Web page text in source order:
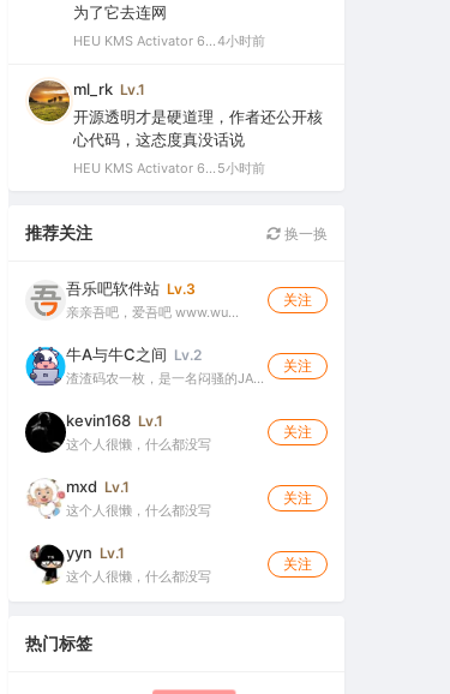
为了它去连网
HEU KMS Activator 64.0 简体中文版（支持激活最新版Windows/Office离线永久激活）4小时前
ml_rk Lv.1
开源透明才是硬道理，作者还公开核
心代码，这态度真没话说
HEU KMS Activator 64.0 简体中文版（支持激活最新版Windows/Office离线永久激活） 5小时前
推荐关注 换一换
吾乐吧软件站 Lv.3
亲亲吾吧，爱吾吧 www.wu…
关注
牛A与牛C之间 Lv.2
渣渣码农一枚，是一名闷骚的JA…
关注
kevin168 Lv.1
这个人很懒，什么都没写
关注
mxd Lv.1
这个人很懒，什么都没写
关注
yyn Lv.1
这个人很懒，什么都没写
关注
热门标签